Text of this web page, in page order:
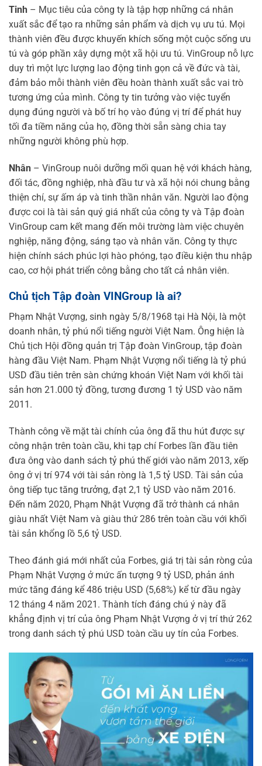
Tinh – Mục tiêu của công ty là tập hợp những cá nhân
xuất sắc để tạo ra những sản phẩm và dịch vụ ưu tú. Mọi
thành viên đều được khuyến khích sống một cuộc sống ưu
tú và góp phần xây dựng một xã hội ưu tú. VinGroup nỗ lực
duy trì một lực lượng lao động tinh gọn cả về đức và tài,
đảm bảo mỗi thành viên đều hoàn thành xuất sắc vai trò
tương ứng của mình. Công ty tin tưởng vào việc tuyển
dụng đúng người và bố trí họ vào đúng vị trí để phát huy
tối đa tiềm năng của họ, đồng thời sẵn sàng chia tay
những người không phù hợp.
Nhân – VinGroup nuôi dưỡng mối quan hệ với khách hàng,
đối tác, đồng nghiệp, nhà đầu tư và xã hội nói chung bằng
thiện chí, sự ấm áp và tinh thần nhân văn. Người lao động
được coi là tài sản quý giá nhất của công ty và Tập đoàn
VinGroup cam kết mang đến môi trường làm việc chuyên
nghiệp, năng động, sáng tạo và nhân văn. Công ty thực
hiện chính sách phúc lợi hào phóng, tạo điều kiện thu nhập
cao, cơ hội phát triển công bằng cho tất cả nhân viên.
Chủ tịch Tập đoàn VINGroup là ai?
Phạm Nhật Vượng, sinh ngày 5/8/1968 tại Hà Nội, là một
doanh nhân, tỷ phú nổi tiếng người Việt Nam. Ông hiện là
Chủ tịch Hội đồng quản trị Tập đoàn VinGroup, tập đoàn
hàng đầu Việt Nam. Phạm Nhật Vượng nổi tiếng là tỷ phú
USD đầu tiên trên sàn chứng khoán Việt Nam với khối tài
sản hơn 21.000 tỷ đồng, tương đương 1 tỷ USD vào năm
2011.
Thành công về mặt tài chính của ông đã thu hút được sự
công nhận trên toàn cầu, khi tạp chí Forbes lần đầu tiên
đưa ông vào danh sách tỷ phú thế giới vào năm 2013, xếp
ông ở vị trí 974 với tài sản ròng là 1,5 tỷ USD. Tài sản của
ông tiếp tục tăng trưởng, đạt 2,1 tỷ USD vào năm 2016.
Đến năm 2020, Phạm Nhật Vượng đã trở thành cá nhân
giàu nhất Việt Nam và giàu thứ 286 trên toàn cầu với khối
tài sản khổng lồ 5,6 tỷ USD.
Theo đánh giá mới nhất của Forbes, giá trị tài sản ròng của
Phạm Nhật Vượng ở mức ấn tượng 9 tỷ USD, phản ánh
mức tăng đáng kể 486 triệu USD (5,68%) kể từ đầu ngày
12 tháng 4 năm 2021. Thành tích đáng chú ý này đã
khẳng định vị trí của ông Phạm Nhật Vượng ở vị trí thứ 262
trong danh sách tỷ phú USD toàn cầu uy tín của Forbes.